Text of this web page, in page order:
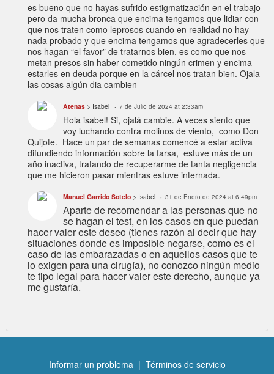
es bueno que no hayas sufrido estigmatización en el trabajo
pero da mucha bronca que encima tengamos que lidiar con
que nos traten como leprosos cuando en realidad no hay
nada probado y que encima tengamos que agradecerles que
nos hagan “el favor” de tratarnos bien, es como que nos
metan presos sin haber cometido ningún crimen y encima
estarles en deuda porque en la cárcel nos tratan bien. Ojala
las cosas algún dia cambien
Atenas > Isabel 7 de Julio de 2024 at 2:33am
Hola isabel! Si, ojalá cambie. A veces siento que
voy luchando contra molinos de viento, como Don
Quijote. Hace un par de semanas comencé a estar activa
difundiendo información sobre la farsa, estuve más de un
año inactiva, tratando de recuperarme de tanta negligencia
que me hicieron pasar mientras estuve internada.
Manuel Garrido Sotelo > Isabel 31 de Enero de 2024 at 6:49pm
Aparte de recomendar a las personas que no
se hagan el test, en los casos en que puedan
hacer valer este deseo (tienes razón al decir que hay
situaciones donde es imposible negarse, como es el
caso de las embarazadas o en aquellos casos que te
lo exigen para una cirugía), no conozco ningún medio
te tipo legal para hacer valer este derecho, aunque ya
me gustaría.
Informar un problema | Términos de servicio